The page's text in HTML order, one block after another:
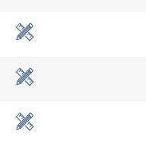
die u aan hen